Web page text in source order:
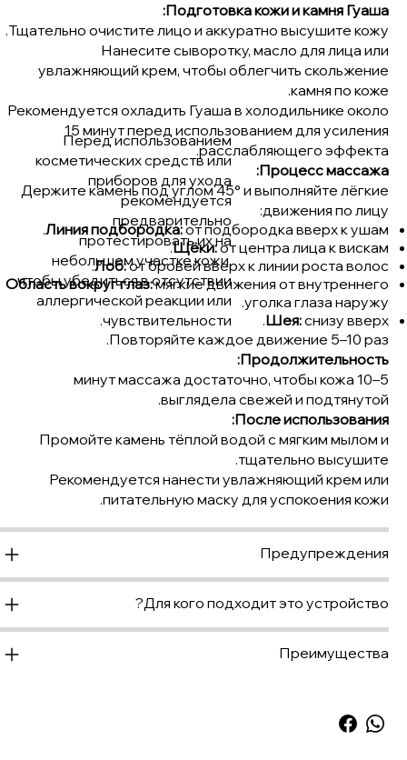
Подготовка кожи и камня Гуаша:
Тщательно очистите лицо и аккуратно высушите кожу.
Нанесите сыворотку, масло для лица или
увлажняющий крем, чтобы облегчить скольжение
камня по коже.
Рекомендуется охладить Гуаша в холодильнике около
15 минут перед использованием для усиления
расслабляющего эффекта.
Процесс массажа:
Держите камень под углом 45° и выполняйте лёгкие
движения по лицу:
Линия подбородка:от подбородка вверх к ушам.
Щёки:от центра лица к вискам.
Лоб:от бровей вверх к линии роста волос.
Область вокруг глаз:мягкие движения от внутреннего
уголка глаза наружу.
Шея:снизу вверх.
Повторяйте каждое движение 5–10 раз.
Продолжительность:
5–10 минут массажа достаточно, чтобы кожа
выглядела свежей и подтянутой.
После использования:
Промойте камень тёплой водой с мягким мылом и
тщательно высушите.
Рекомендуется нанести увлажняющий крем или
питательную маску для успокоения кожи.
Предупреждения
Для кого подходит это устройство?
Преимущества
Перед использованием
косметических средств или
приборов для ухода
рекомендуется
предварительно
протестировать их на
небольшом участке кожи,
чтобы убедиться в отсутствии
аллергической реакции или
чувствительности.